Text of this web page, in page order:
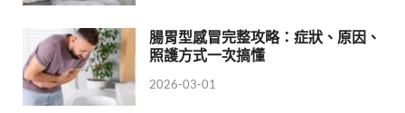
腸胃型感冒完整攻略：症狀、原因、
照護方式一次搞懂
2026-03-01